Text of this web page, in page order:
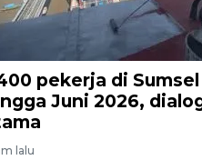
pekerja di
Juni 2026,
lalu